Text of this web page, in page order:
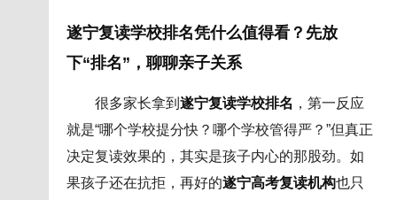
遂宁复读学校排名凭什么值得看？先放
下“排名”，聊聊亲子关系
很多家长拿到 遂宁复读学校排名 ，第一反应
就是“哪个学校提分快？哪个学校管得严？”但真正
决定复读效果的，其实是孩子内心的那股劲。如
果孩子还在抗拒，再好的遂宁高考复读机构也只